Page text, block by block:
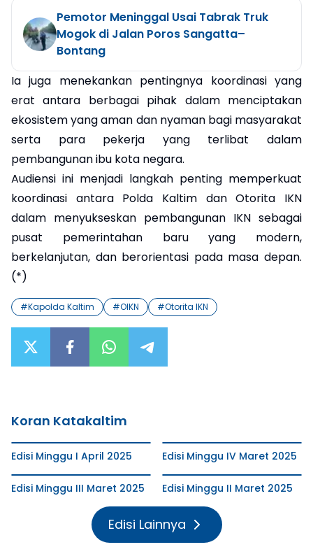
Pemotor Meninggal Usai Tabrak Truk
Mogok di Jalan Poros Sangatta–
Bontang
Ia juga menekankan pentingnya koordinasi yang
erat antara berbagai pihak dalam menciptakan
ekosistem yang aman dan nyaman bagi masyarakat
serta para pekerja yang terlibat dalam
pembangunan ibu kota negara.
Audiensi ini menjadi langkah penting memperkuat
koordinasi antara Polda Kaltim dan Otorita IKN
dalam menyukseskan pembangunan IKN sebagai
pusat pemerintahan baru yang modern,
berkelanjutan, dan berorientasi pada masa depan.
(*)
#Kapolda Kaltim #OIKN #Otorita IKN
Koran Katakaltim
Edisi Minggu I April 2025 Edisi Minggu IV Maret 2025
Edisi Minggu III Maret 2025 Edisi Minggu II Maret 2025
Edisi Lainnya